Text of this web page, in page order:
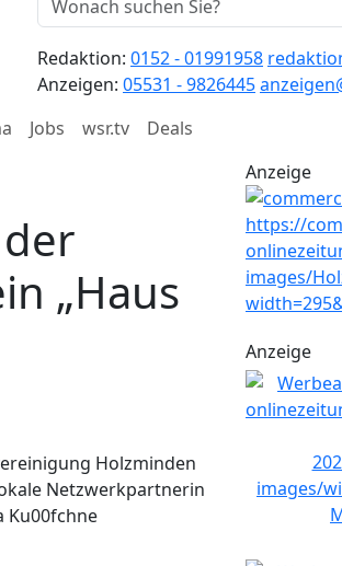
Redaktion: 0152 - 01991958
Anzeigen: 05531 - 9826445
Jobs wsr.tv
Deals
„Haus
Holzminden
Netzwerkpartnerin
Ku00fchne
Anzeige
Anzeige